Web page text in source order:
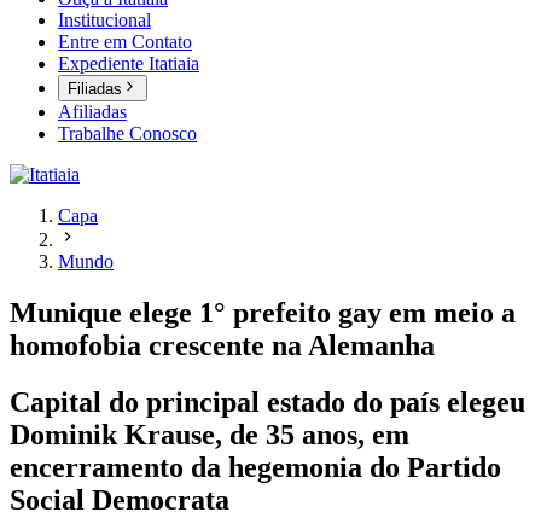
Institucional
Entre em Contato
Expediente Itatiaia
Filiadas
Afiliadas
Trabalhe Conosco
Capa
Mundo
Munique elege 1° prefeito gay em meio a
homofobia crescente na Alemanha
Capital do principal estado do país elegeu
Dominik Krause, de 35 anos, em
encerramento da hegemonia do Partido
Social Democrata